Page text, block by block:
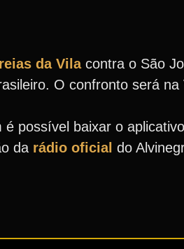
da Vilacontra o São
O confronto será
é possível baixar o
da rádio oficial do